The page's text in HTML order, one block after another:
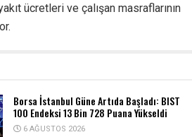
ücretleri ve çalışan masraflarının
Borsa İstanbul Güne Artıda Başladı: BIST
100 Endeksi 13 Bin 728 Puana Yükseldi
6 AĞUSTOS 2026